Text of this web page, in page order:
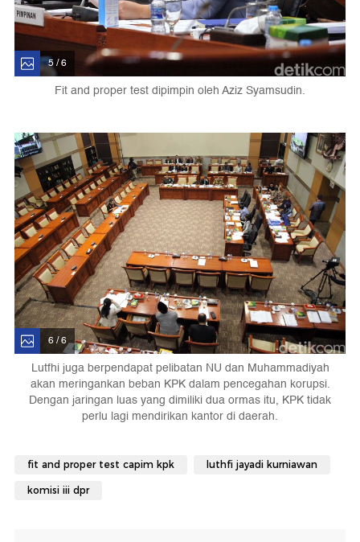
5 / 6
Fit and proper test dipimpin oleh Aziz Syamsudin.
6 / 6
Lutfhi juga berpendapat pelibatan NU dan Muhammadiyah
akan meringankan beban KPK dalam pencegahan korupsi.
Dengan jaringan luas yang dimiliki dua ormas itu, KPK tidak
perlu lagi mendirikan kantor di daerah.
fit and proper test capim kpk luthfi jayadi kurniawan
komisi iii dpr